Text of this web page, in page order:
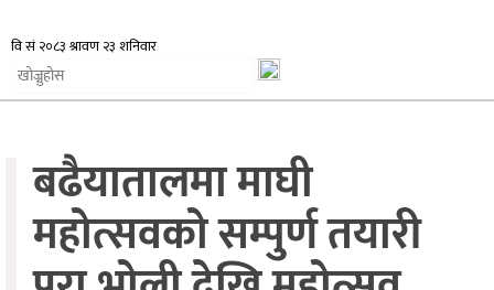
समाचार
प्रदेश
अर्थतन्त्र
स्वास्थ्य
अन्तर्राष्ट्रिय
बढैयातालमा माघी
महोत्सवको सम्पुर्ण तयारी